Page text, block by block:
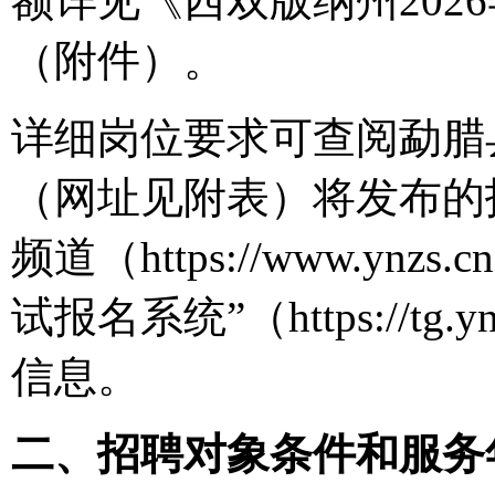
（附件）。
详细岗位要求可查阅勐
（网址见附表）将发布
频道（https://
试报名系统”（https://
信息。
二、招聘对象条件和服